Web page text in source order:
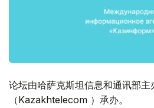
论坛由哈萨克斯坦信息和通讯部
（Kazakhtelecom ）承办。